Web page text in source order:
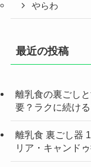
やらわ
最近の投稿
離乳食の裏ごし
要？ラクに続け
離乳食 裏ごし器
リア・キャンド